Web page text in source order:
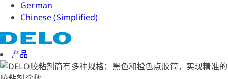
German
Chinese (Simplified)
产品